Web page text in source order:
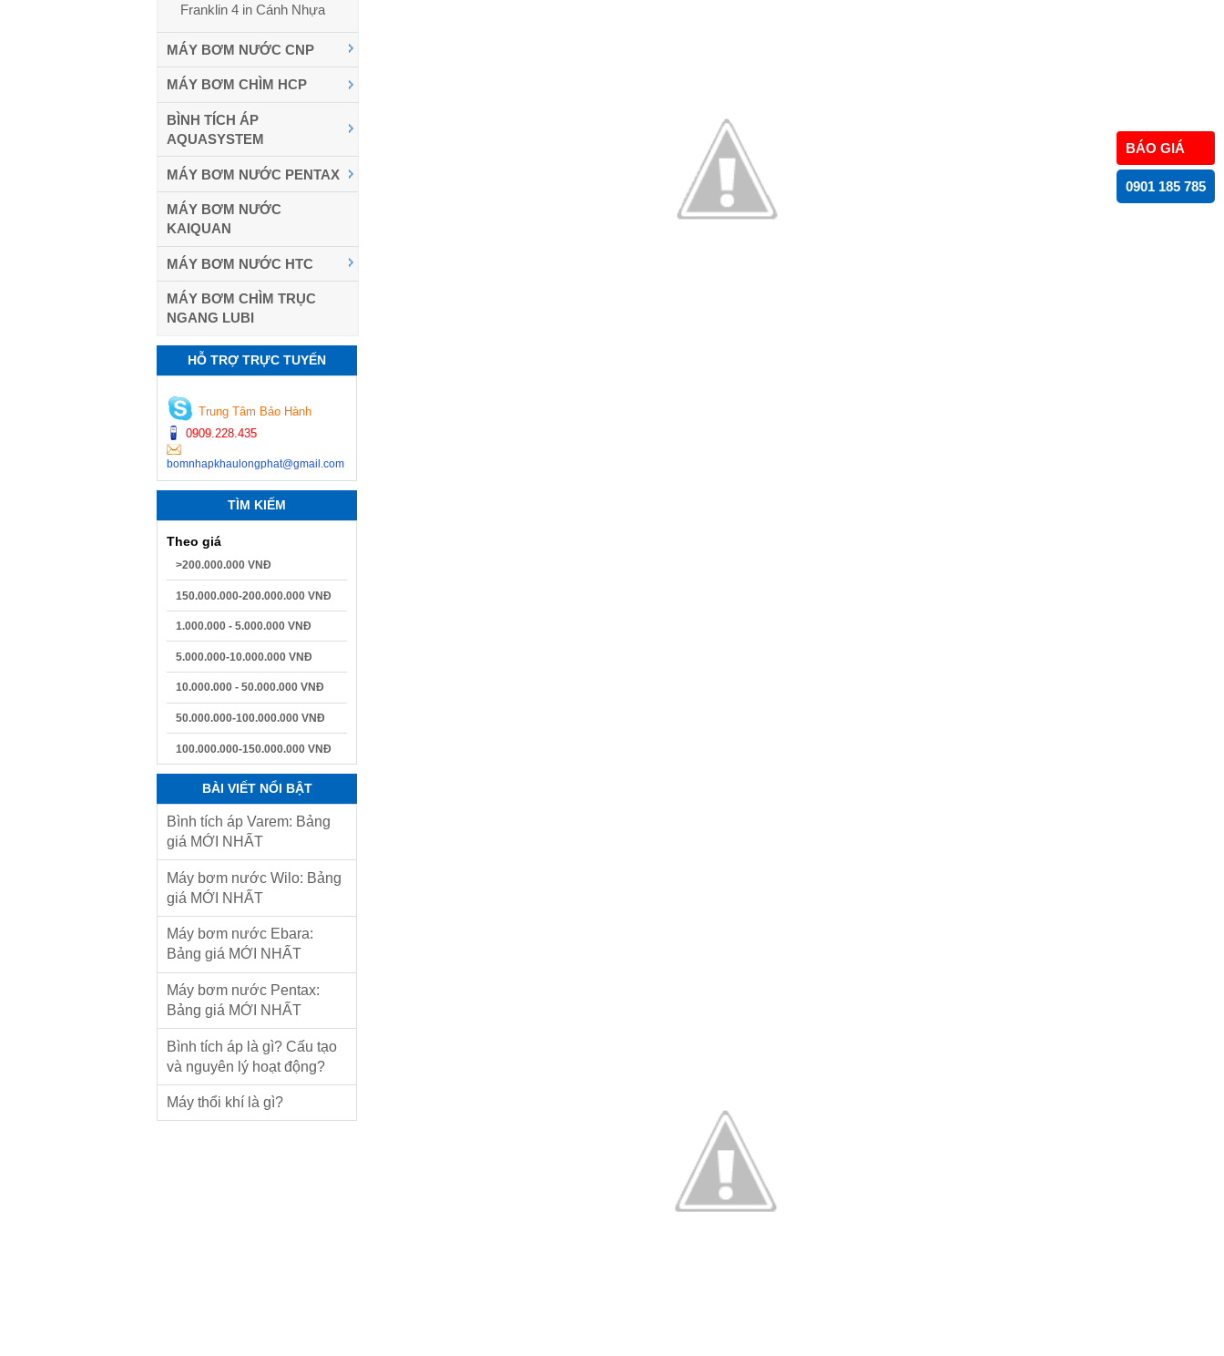
BÁO GIÁ
0901 185 785
Franklin 4 in Cánh Nhựa
MÁY BƠM NƯỚC CNP
MÁY BƠM CHÌM HCP
BÌNH TÍCH ÁP
AQUASYSTEM
MÁY BƠM NƯỚC PENTAX
MÁY BƠM NƯỚC
KAIQUAN
MÁY BƠM NƯỚC HTC
MÁY BƠM CHÌM TRỤC
NGANG LUBI
HỖ TRỢ TRỰC TUYẾN
Trung Tâm Bảo Hành
0909.228.435
bomnhapkhaulongphat@gmail.com
TÌM KIẾM
Theo giá
>200.000.000 VNĐ
150.000.000-200.000.000 VNĐ
1.000.000 - 5.000.000 VNĐ
5.000.000-10.000.000 VNĐ
10.000.000 - 50.000.000 VNĐ
50.000.000-100.000.000 VNĐ
100.000.000-150.000.000 VNĐ
BÀI VIẾT NỔI BẬT
Bình tích áp Varem: Bảng
giá MỚI NHẤT
Máy bơm nước Wilo: Bảng
giá MỚI NHẤT
Máy bơm nước Ebara:
Bảng giá MỚI NHẤT
Máy bơm nước Pentax:
Bảng giá MỚI NHẤT
Bình tích áp là gì? Cấu tạo
và nguyên lý hoạt động?
Máy thổi khí là gì?